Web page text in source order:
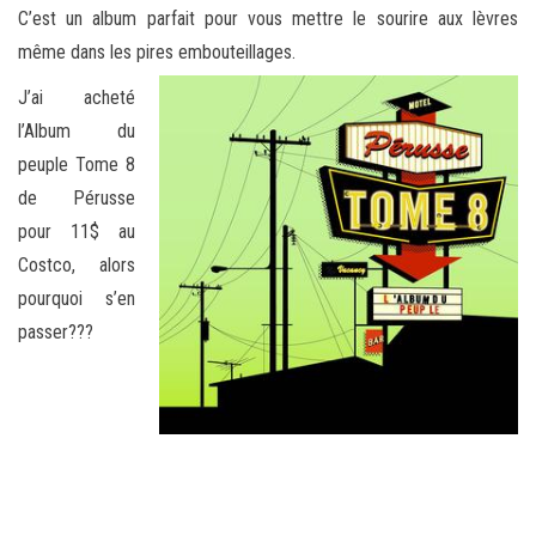
C’est un album parfait pour vous mettre le sourire aux lèvres
même dans les pires embouteillages.
J’ai acheté
l’Album du
peuple Tome 8
de Pérusse
pour 11$ au
Costco, alors
pourquoi s’en
passer???